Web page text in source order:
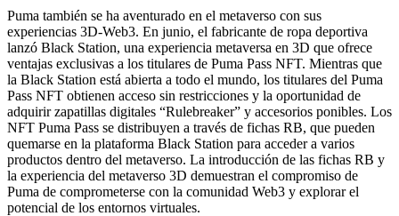
Puma también se ha aventurado en el metaverso con sus
experiencias 3D-Web3. En junio, el fabricante de ropa deportiva
lanzó Black Station, una experiencia metaversa en 3D que ofrece
ventajas exclusivas a los titulares de Puma Pass NFT. Mientras que
la Black Station está abierta a todo el mundo, los titulares del Puma
Pass NFT obtienen acceso sin restricciones y la oportunidad de
adquirir zapatillas digitales “Rulebreaker” y accesorios ponibles. Los
NFT Puma Pass se distribuyen a través de fichas RB, que pueden
quemarse en la plataforma Black Station para acceder a varios
productos dentro del metaverso. La introducción de las fichas RB y
la experiencia del metaverso 3D demuestran el compromiso de
Puma de comprometerse con la comunidad Web3 y explorar el
potencial de los entornos virtuales.